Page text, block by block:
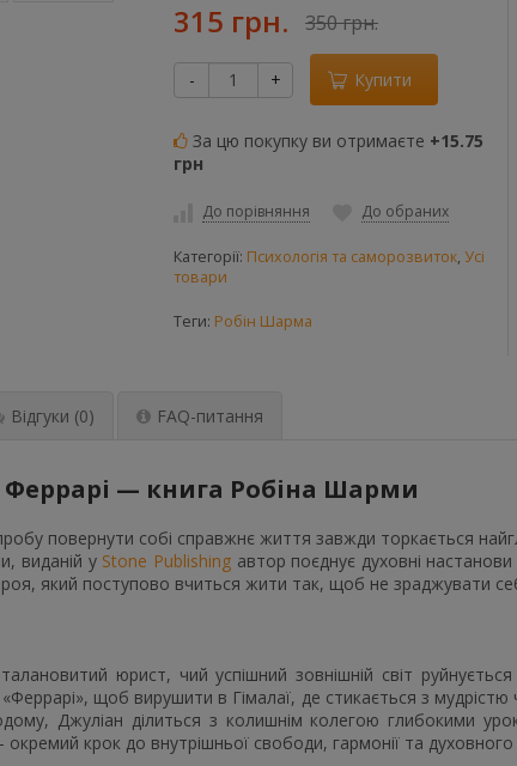
315 грн. 350 грн.
- + Купити
За цю покупку ви отримаєте +15.75
грн
До порівняння До обраних
Категорії: Психологія та саморозвиток, Усі
товари
Теги: Робін Шарма
Відгуки (0) FAQ-питання
— книга Робіна Шарми
повернути собі справжнє життя завжди торкається
виданій у Stone Publishingавтор поєднує духовні
який поступово вчиться жити так, щоб не зраджувати
юрист, чий успішний зовнішній світ
щоб вирушити в Гімалаї, де стикається з мудрістю
Джуліан ділиться з колишнім колегою глибокими
крок до внутрішньої свободи, гармонії та